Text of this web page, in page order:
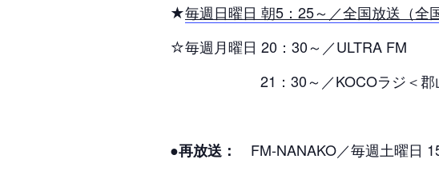
★毎週日曜日 朝5：25～／全国放送（全
☆毎週月曜日 20：30～／ULTRA FM
21：30～／KOCOラジ＜郡山
●再放送： FM-NANAKO／毎週土曜日